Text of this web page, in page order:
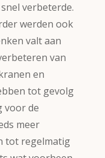
verbeterde.
werden ook
valt aan
van
en
tot gevolg
voor de
meer
tot regelmatig